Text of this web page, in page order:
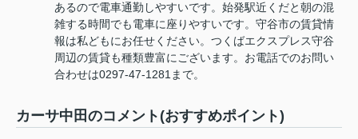
あるので電車通勤しやすいです。始発駅近くだと朝の混
雑する時間でも電車に座りやすいです。守谷市の賃貸情
報は私どもにお任せください。つくばエクスプレス守谷
周辺の賃貸も種類豊富にございます。お電話でのお問い
合わせは0297-47-1281まで。
カーサ中田のコメント(おすすめポイント)